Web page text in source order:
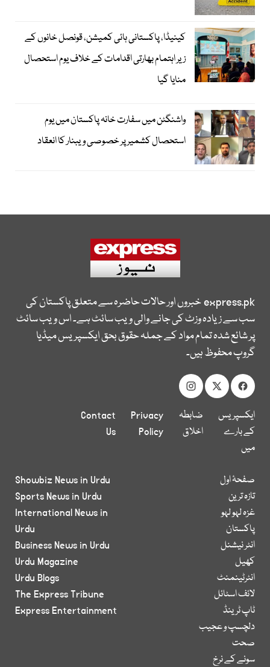
کینیڈا، پاکستانی ہائی کمیشن، قونصل خانوں کے
زیر اہتمام بھارتی اقدامات کے خلاف یوم استحصال
منایا گیا
واشنگٹن میں سفارت خانہ پاکستان میں یوم
استحصال کشمیر پر خصوصی ویبنار کا انعقاد
express.pkخبروں اور حالات حاضرہ سے متعلق پاکستان کی
سب سے زیادہ وزٹ کی جانے والی ویب سائٹ ہے۔ اس ویب سائٹ
پر شائع شدہ تمام مواد کے جملہ حقوق بحق ایکسپریس میڈیا
گروپ محفوظ ہیں۔
ایکسپریس
کے بارے
میں
ضابطہ
اخلاق
Privacy
Policy
Contact
Us
صفحۂ اول
تازہ ترین
غزہ لہو لہو
پاکستان
انٹر نیشنل
کھیل
انٹرٹینمنٹ
لائف اسٹائل
ٹاپ ٹرینڈ
دلچسپ و عجیب
صحت
سونے کے نرخ
Showbiz News in Urdu
Sports News in Urdu
International News in
Urdu
Business News in Urdu
Urdu Magazine
Urdu Blogs
The Express Tribune
Express Entertainment